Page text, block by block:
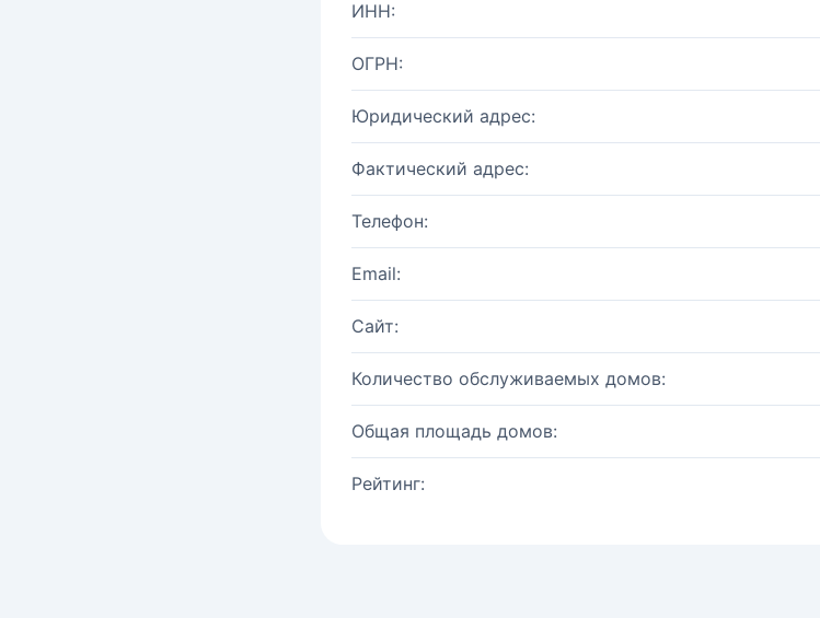
ИНН:
ОГРН:
Юридический адрес:
Фактический адрес:
Телефон:
Email:
Сайт:
Количество обслуживаемых домов:
Общая площадь домов:
Рейтинг: